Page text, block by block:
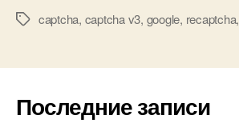
Меткиcaptcha, captcha v3, google, recaptcha,
Последние записи